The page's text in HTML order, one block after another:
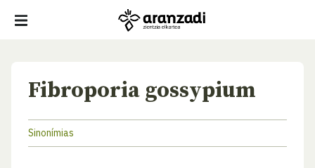
Fibroporia gossypium
Sinonímias